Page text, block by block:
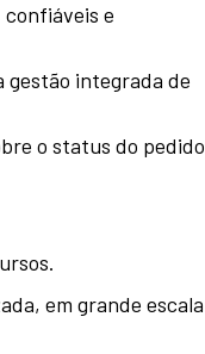
e
gestão integrada de
o status do pedido
em grande escala